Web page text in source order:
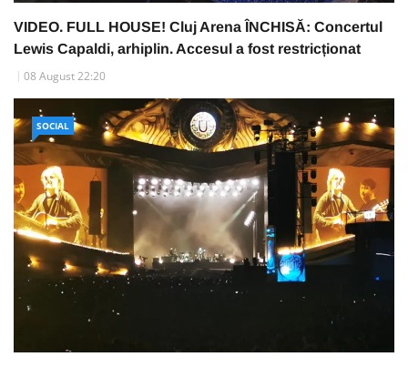
VIDEO. FULL HOUSE! Cluj Arena ÎNCHISĂ: Concertul
Lewis Capaldi, arhiplin. Accesul a fost restricționat
08 August 22:20
SOCIAL